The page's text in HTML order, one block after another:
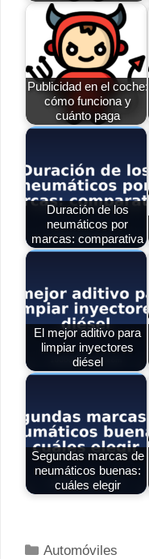
Publicidad en el coche:
cómo funciona y
cuánto paga
Duración de los
neumáticos por
marcas: comparativa
El mejor aditivo para
limpiar inyectores
diésel
Segundas marcas de
neumáticos buenas:
cuáles elegir
Categorías
Automóviles